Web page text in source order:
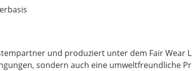
und produziert unter dem Fair Wear
sondern auch eine umweltfreundliche